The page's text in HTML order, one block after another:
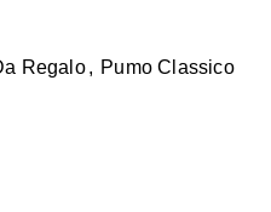
Regalo, Pumo Classico